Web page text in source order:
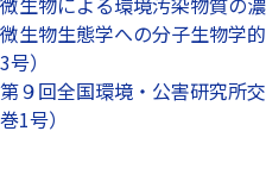
微生物生態学への分子生物学
3号）
第９回全国環境・公害研究所
巻1号）